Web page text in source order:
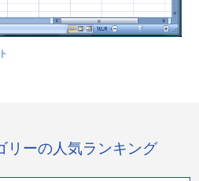
リーの人気ランキング